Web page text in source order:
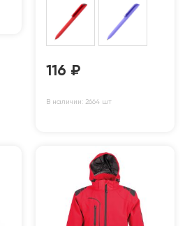
116 ₽
В наличии: 2664 шт